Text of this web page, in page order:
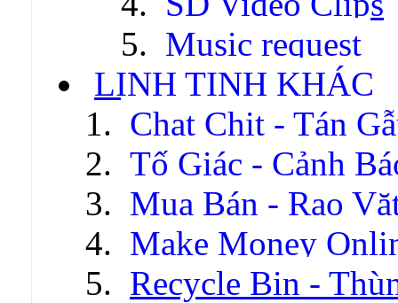
Music request
LINH TINH KHÁC
Chat Chit - Tán
Tố Giác - Cảnh
Mua Bán - Rao
Make Money
Recycle Bin -